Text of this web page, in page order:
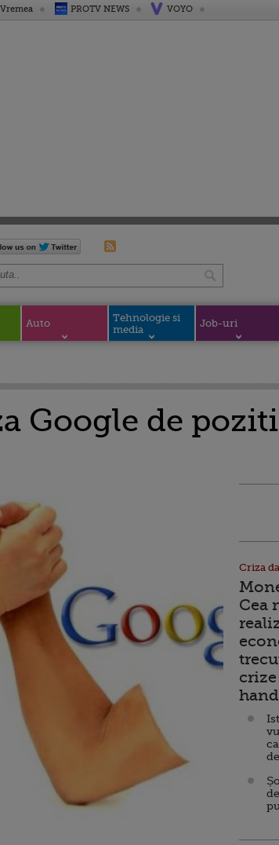
Vremea PROTV NEWS VOYO
Auto
Tehnologie si
media
Job-uri
Google de
Criza
Cea